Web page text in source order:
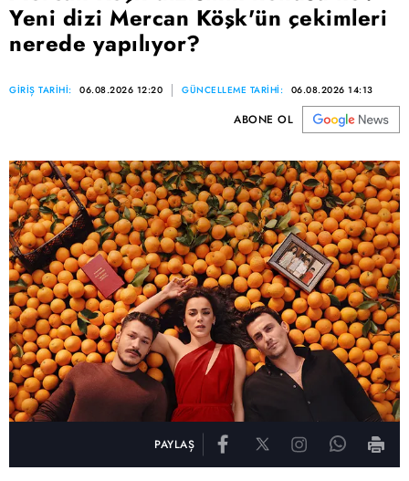
Yeni dizi Mercan Köşk'ün çekimleri
nerede yapılıyor?
GİRİŞ TARİHİ: 06.08.2026 12:20 GÜNCELLEME TARİHİ: 06.08.2026 14:13
ABONE OL
PAYLAŞ